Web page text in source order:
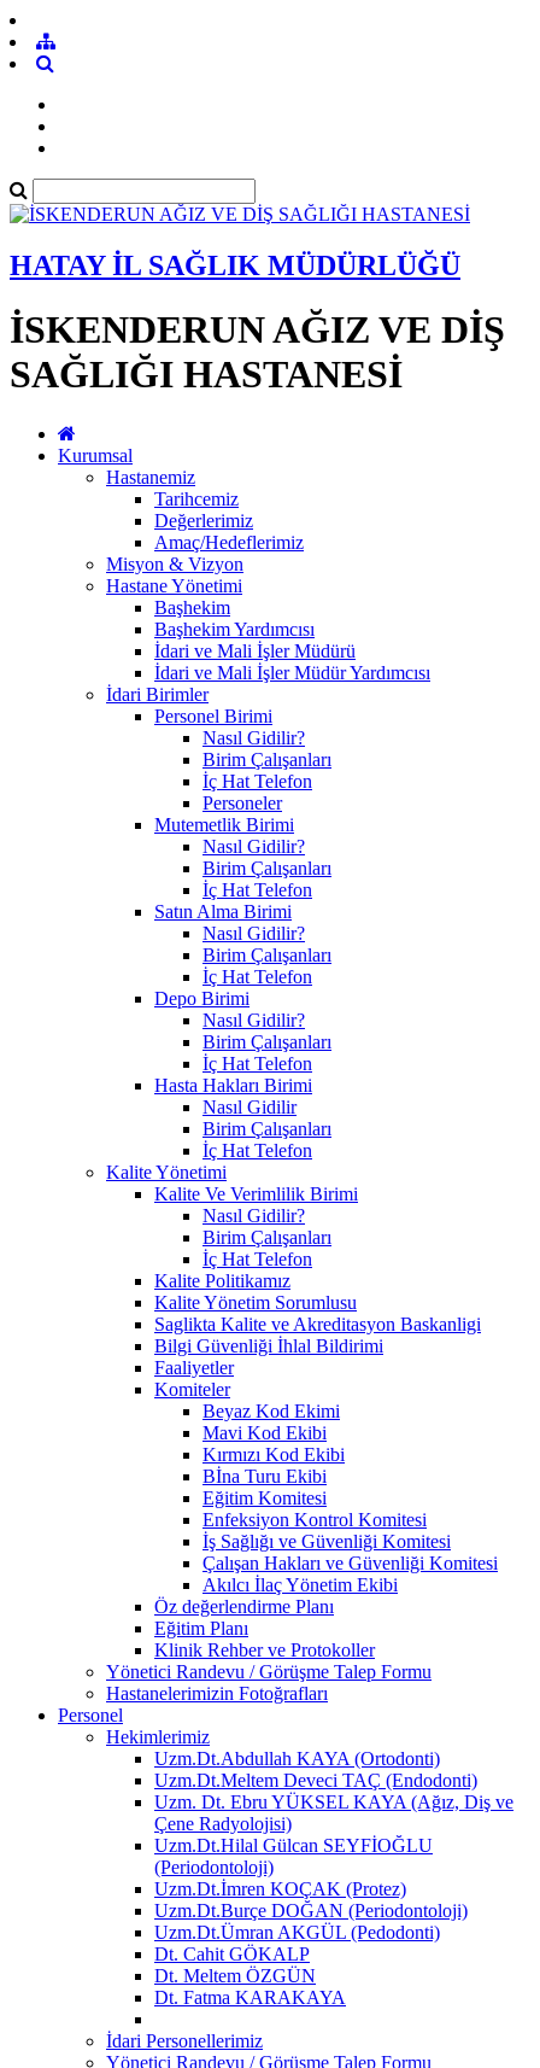
HATAY İL SAĞLIK MÜDÜRLÜĞÜ
İSKENDERUN AĞIZ VE DİŞ
SAĞLIĞI HASTANESİ
Kurumsal
Hastanemiz
Tarihcemiz
Değerlerimiz
Amaç/Hedeflerimiz
Misyon & Vizyon
Hastane Yönetimi
Başhekim
Başhekim Yardımcısı
İdari ve Mali İşler Müdürü
İdari ve Mali İşler Müdür Yardımcısı
İdari Birimler
Personel Birimi
Nasıl Gidilir?
Birim Çalışanları
İç Hat Telefon
Personeler
Mutemetlik Birimi
Nasıl Gidilir?
Birim Çalışanları
İç Hat Telefon
Satın Alma Birimi
Nasıl Gidilir?
Birim Çalışanları
İç Hat Telefon
Depo Birimi
Nasıl Gidilir?
Birim Çalışanları
İç Hat Telefon
Hasta Hakları Birimi
Nasıl Gidilir
Birim Çalışanları
İç Hat Telefon
Kalite Yönetimi
Kalite Ve Verimlilik Birimi
Nasıl Gidilir?
Birim Çalışanları
İç Hat Telefon
Kalite Politikamız
Kalite Yönetim Sorumlusu
Saglikta Kalite ve Akreditasyon Baskanligi
Bilgi Güvenliği İhlal Bildirimi
Faaliyetler
Komiteler
Beyaz Kod Ekimi
Mavi Kod Ekibi
Kırmızı Kod Ekibi
Bİna Turu Ekibi
Eğitim Komitesi
Enfeksiyon Kontrol Komitesi
İş Sağlığı ve Güvenliği Komitesi
Çalışan Hakları ve Güvenliği Komitesi
Akılcı İlaç Yönetim Ekibi
Öz değerlendirme Planı
Eğitim Planı
Klinik Rehber ve Protokoller
Yönetici Randevu / Görüşme Talep Formu
Hastanelerimizin Fotoğrafları
Personel
Hekimlerimiz
Uzm.Dt.Abdullah KAYA (Ortodonti)
Uzm.Dt.Meltem Deveci TAÇ (Endodonti)
Uzm. Dt. Ebru YÜKSEL KAYA (Ağız, Diş ve
Çene Radyolojisi)
Uzm.Dt.Hilal Gülcan SEYFİOĞLU
(Periodontoloji)
Uzm.Dt.İmren KOÇAK (Protez)
Uzm.Dt.Burçe DOĞAN (Periodontoloji)
Uzm.Dt.Ümran AKGÜL (Pedodonti)
Dt. Cahit GÖKALP
Dt. Meltem ÖZGÜN
Dt. Fatma KARAKAYA
İdari Personellerimiz
Yönetici Randevu / Görüşme Talep Formu